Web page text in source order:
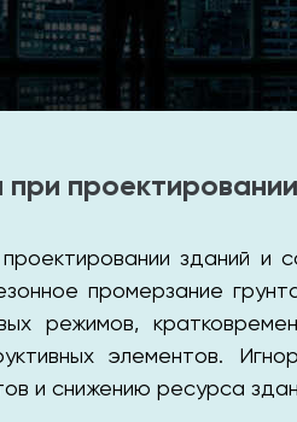
при проектировании
зданий и
промерзание
режимов,
элементов.
и снижению ресурса